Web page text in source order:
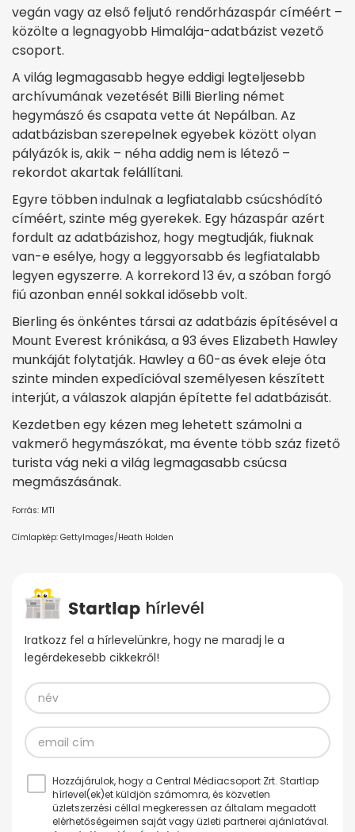
vegán vagy az első feljutó rendőrházaspár címéért –
közölte a legnagyobb Himalája-adatbázist vezető
csoport.
A világ legmagasabb hegye eddigi legteljesebb
archívumának vezetését Billi Bierling német
hegymászó és csapata vette át Nepálban. Az
adatbázisban szerepelnek egyebek között olyan
pályázók is, akik – néha addig nem is létező –
rekordot akartak felállítani.
Egyre többen indulnak a legfiatalabb csúcshódító
címéért, szinte még gyerekek. Egy házaspár azért
fordult az adatbázishoz, hogy megtudják, fiuknak
van-e esélye, hogy a leggyorsabb és legfiatalabb
legyen egyszerre. A korrekord 13 év, a szóban forgó
fiú azonban ennél sokkal idősebb volt.
Bierling és önkéntes társai az adatbázis építésével a
Mount Everest krónikása, a 93 éves Elizabeth Hawley
munkáját folytatják. Hawley a 60-as évek eleje óta
szinte minden expedícióval személyesen készített
interjút, a válaszok alapján építette fel adatbázisát.
Kezdetben egy kézen meg lehetett számolni a
vakmerő hegymászókat, ma évente több száz fizető
turista vág neki a világ legmagasabb csúcsa
megmászásának.
Forrás: MTI
Címlapkép: GettyImages/Heath Holden
Iratkozz fel a hírlevelünkre, hogy ne maradj le a
legérdekesebb cikkekről!
Hozzájárulok, hogy a Central Médiacsoport Zrt. Startlap
hírlevel(ek)et küldjön számomra, és közvetlen
üzletszerzési céllal megkeressen az általam megadott
elérhetőségeimen saját vagy üzleti partnerei ajánlatával.